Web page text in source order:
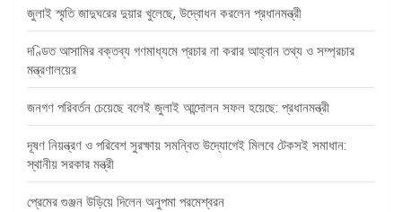
জুলাই স্মৃতি জাদুঘরের দুয়ার খুলেছে, উদ্বোধন করলেন প্রধানমন্ত্রী
দণ্ডিত আসামির বক্তব্য গণমাধ্যমে প্রচার না করার আহ্বান তথ্য ও সম্প্রচার
মন্ত্রণালয়ের
জনগণ পরিবর্তন চেয়েছে বলেই জুলাই আন্দোলন সফল হয়েছে: প্রধানমন্ত্রী
দূষণ নিয়ন্ত্রণ ও পরিবেশ সুরক্ষায় সমন্বিত উদ্যোগেই মিলবে টেকসই সমাধান:
স্থানীয় সরকার মন্ত্রী
প্রেমের গুঞ্জন উড়িয়ে দিলেন অনুপমা পরমেশ্বরন